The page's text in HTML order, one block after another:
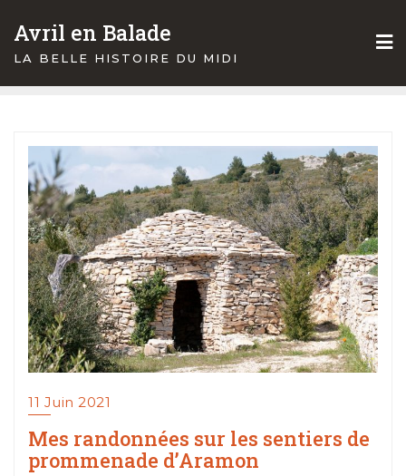
content
Avril en Balade
LA BELLE HISTOIRE DU MIDI
11 Juin 2021
Mes randonnées sur les sentiers de
prommenade d’Aramon